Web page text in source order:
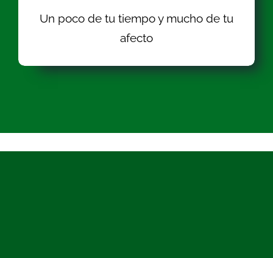
Un poco de tu tiempo y mucho de tu
afecto